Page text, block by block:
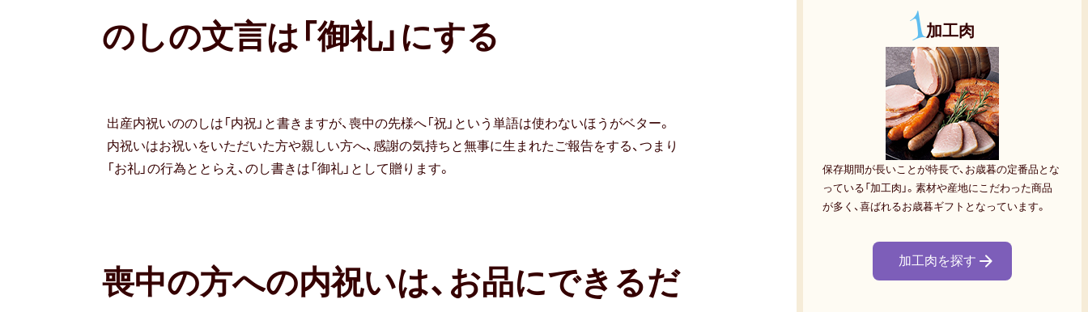
のしの文言は「御礼」にする
出産内祝いののしは「内祝」と書きますが、喪中の先様へ「祝」という単語は使わないほうがベター。
内祝いはお祝いをいただいた方や親しい方へ、感謝の気持ちと無事に生まれたご報告をする、つまり
「お礼」の行為ととらえ、のし書きは「御礼」として贈ります。
喪中の方への内祝いは、お品にできるだ
1加工肉
保存期間が長いことが特長で、お歳暮の定番品とな
っている「加工肉」。素材や産地にこだわった商品
が多く、喜ばれるお歳暮ギフトとなっています。
加工肉を探す